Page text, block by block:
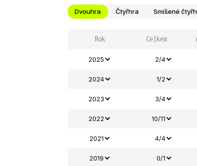
Dvouhra Čtyřhra Smíšené
Rok Celkem
2025 2/4
2024 1/2
2023 3/4
2022 10/11
2021 4/4
2019 0/1